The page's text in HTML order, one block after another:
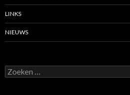
LINKS
NIEUWS
Zoeken
naar: